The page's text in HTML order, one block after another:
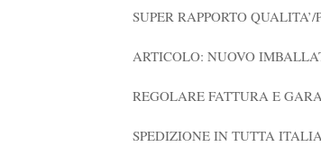
SUPER RAPPORTO QUALITA’/
ARTICOLO: NUOVO
REGOLARE FATTURA E
SPEDIZIONE IN TUTTA